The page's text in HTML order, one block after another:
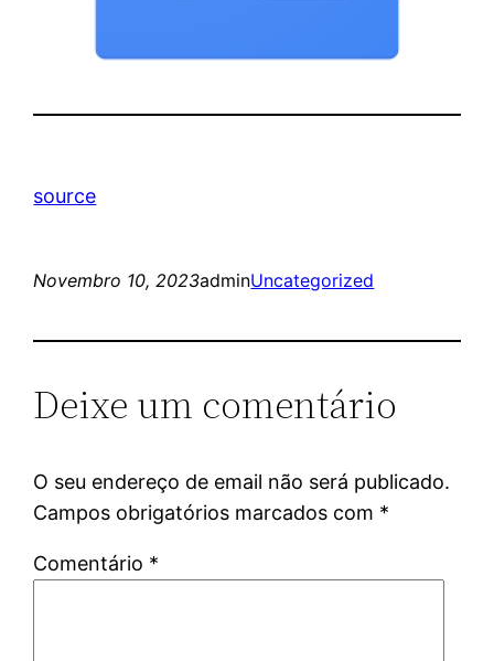
source
Novembro 10, 2023adminUncategorized
Deixe um comentário
O seu endereço de email não será publicado.
Campos obrigatórios marcados com *
Comentário *